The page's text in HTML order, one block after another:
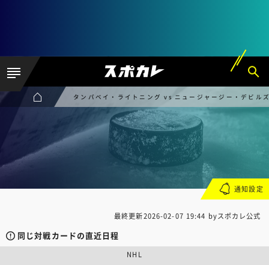
タンパベイ・ライトニング vs ニュージャージー・デビル
最終更新2026-02-07 19:44 byスポカレ公式
同じ対戦カードの直近日程
NHL
通知設定